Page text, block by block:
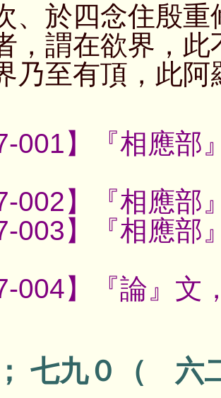
於四念住殷重
，謂在欲界，
乃至有頂，此阿
001】
『相應
002】
『相應
003】
『相應
004】
『論』文
七九０（ 六